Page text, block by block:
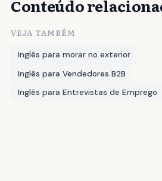
Conteúdo
VEJA TAMBÉM
Inglês para morar no exterior
Inglês para Vendedores B2B
Inglês para Entrevistas de Emprego